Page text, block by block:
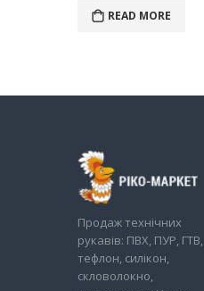
READ MORE
Продаж технічних
рукавів: ПВХ, ПУР, ГТВ,
тефлон, силікон,
скловолокно,